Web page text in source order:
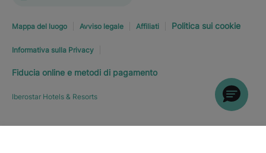
Mappa del luogo Avviso legale Affiliati Politica sui cookie
Informativa sulla Privacy
Fiducia online e metodi di pagamento
Iberostar Hotels & Resorts